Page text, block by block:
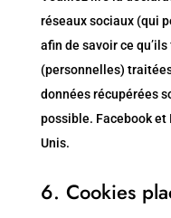
réseaux sociaux (qui
afin de savoir ce
(personnelles)
données récupérées
possible. Facebook
Unis.
6. Cookies